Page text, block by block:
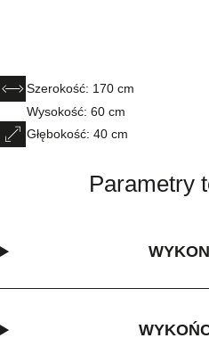
Szerokość: 170 cm
Wysokość: 60 cm
Głębokość: 40 cm
Parametry